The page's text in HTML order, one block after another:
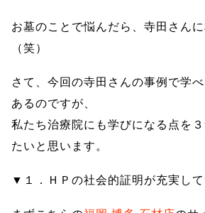
お墓のことで悩んだら、寺田さん
（笑）
さて、今回の寺田さんの事例で学
あるのですが、
私たち治療院にも学びになる点を
たいと思います。
▼１．ＨＰの社会的証明が充実して